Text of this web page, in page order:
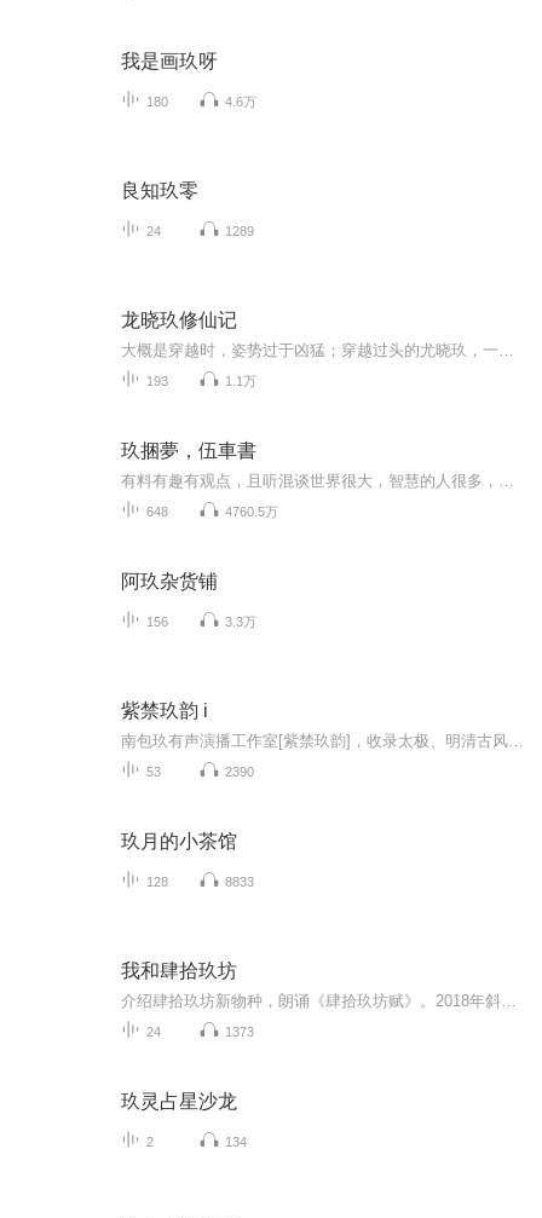
我是画玖呀
180 4.6万
良知玖零
24 1289
龙晓玖修仙记
193 1.1万
玖捆夢，伍車書
648 4760.5万
阿玖杂货铺
156 3.3万
紫禁玖韵 i
53 2390
玖月的小茶馆
128 8833
我和肆拾玖坊
24 1373
玖灵占星沙龙
2 134